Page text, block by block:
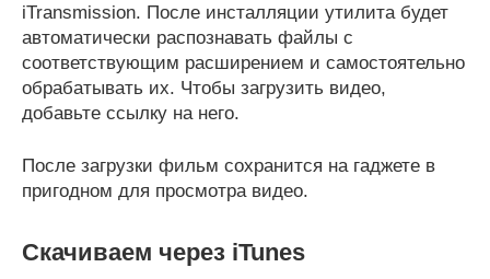
iTransmission. После инсталляции утилита будет
автоматически распознавать файлы с
соответствующим расширением и самостоятельно
обрабатывать их. Чтобы загрузить видео,
добавьте ссылку на него.
После загрузки фильм сохранится на гаджете в
пригодном для просмотра видео.
Скачиваем через iTunes